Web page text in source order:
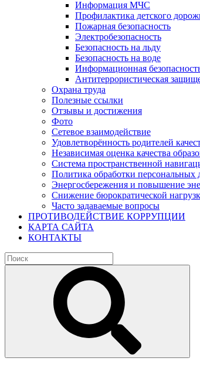
Информация МЧС
Профилактика детского
Пожарная безопасность
Электробезопасность
Безопасность на льду
Безопасность на воде
Информационная
Антитеррористическая
Охрана труда
Полезные ссылки
Отзывы и достижения
Фото
Сетевое взаимодействие
Удовлетворённость родителей
Независимая оценка качества
Система пространственной
Политика обработки персональных
Энергосбережения и повышение
Снижение бюрократической
Часто задаваемые вопросы
ПРОТИВОДЕЙСТВИЕ КОРРУПЦИИ
КАРТА САЙТА
КОНТАКТЫ